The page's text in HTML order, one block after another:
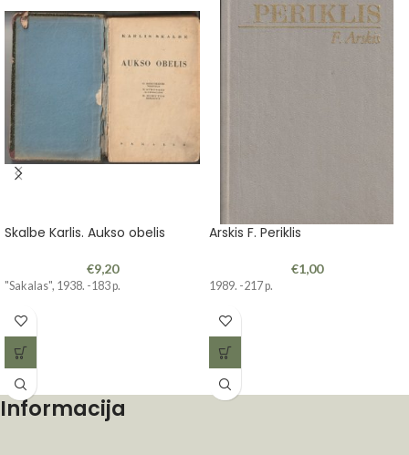
Skalbe Karlis. Aukso obelis
€9,20
"Sakalas", 1938. -183 p.
Arskis F. Periklis
€1,00
1989. -217 p.
Informacija